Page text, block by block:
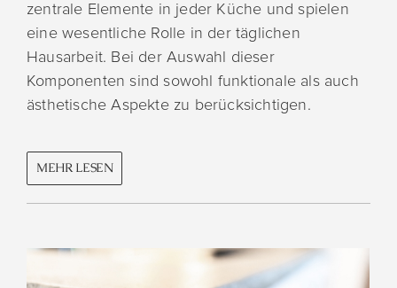
zentrale Elemente in jeder Küche und spielen
eine wesentliche Rolle in der täglichen
Hausarbeit. Bei der Auswahl dieser
Komponenten sind sowohl funktionale als auch
ästhetische Aspekte zu berücksichtigen.
MEHR LESEN